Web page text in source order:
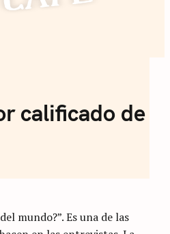
calificado de
mundo?”. Es una de las